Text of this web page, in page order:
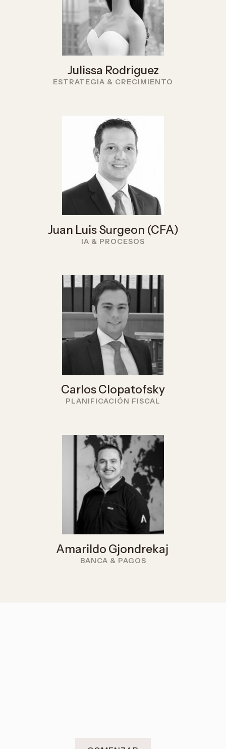
Julissa Rodriguez
ESTRATEGIA & CRECIMIENTO
Juan Luis Surgeon (CFA)
IA & PROCESOS
Carlos Clopatofsky
PLANIFICACIÓN FISCAL
Amarildo Gjondrekaj
BANCA & PAGOS